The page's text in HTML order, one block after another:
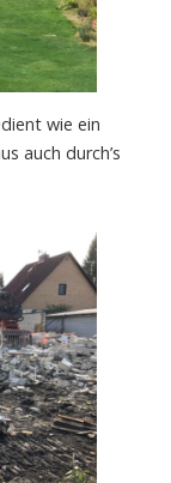
wie ein
auch durch’s